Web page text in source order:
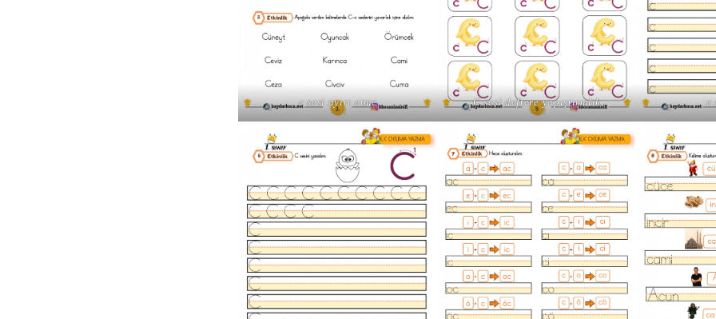
c sesi ayırt etme C sesi deftere yapıştırmlık c